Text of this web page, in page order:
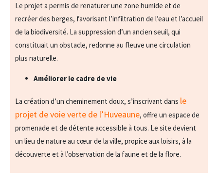
Le projet a permis de renaturer une zone humide et de
recréer des berges, favorisant l’infiltration de l’eau et l’accueil
de la biodiversité. La suppression d’un ancien seuil, qui
constituait un obstacle, redonne au fleuve une circulation
plus naturelle.
Améliorer le cadre de vie
La création d’un cheminement doux, s’inscrivant dans le
projet de voie verte de l’Huveaune, offre un espace de
promenade et de détente accessible à tous. Le site devient
un lieu de nature au cœur de la ville, propice aux loisirs, à la
découverte et à l’observation de la faune et de la flore.